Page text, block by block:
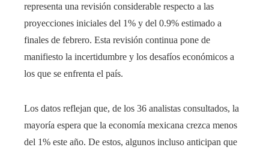
representa una revisión considerable respecto a las
proyecciones iniciales del 1% y del 0.9% estimado a
finales de febrero. Esta revisión continua pone de
manifiesto la incertidumbre y los desafíos económicos a
los que se enfrenta el país.
Los datos reflejan que, de los 36 analistas consultados, la
mayoría espera que la economía mexicana crezca menos
del 1% este año. De estos, algunos incluso anticipan que